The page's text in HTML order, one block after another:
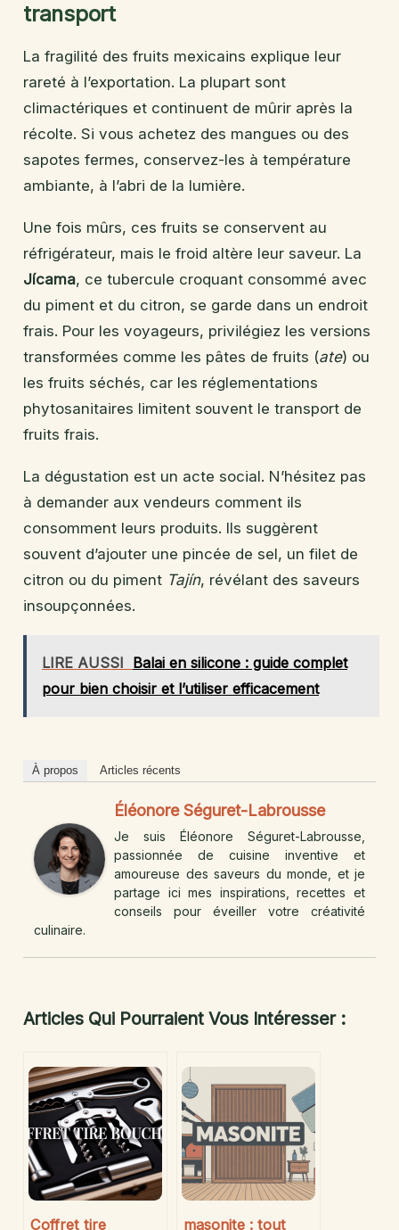
transport
La fragilité des fruits mexicains explique leur
rareté à l’exportation. La plupart sont
climactériques et continuent de mûrir après la
récolte. Si vous achetez des mangues ou des
sapotes fermes, conservez-les à température
ambiante, à l’abri de la lumière.
Une fois mûrs, ces fruits se conservent au
réfrigérateur, mais le froid altère leur saveur. La
Jícama, ce tubercule croquant consommé avec
du piment et du citron, se garde dans un endroit
frais. Pour les voyageurs, privilégiez les versions
transformées comme les pâtes de fruits (ate) ou
les fruits séchés, car les réglementations
phytosanitaires limitent souvent le transport de
fruits frais.
La dégustation est un acte social. N’hésitez pas
à demander aux vendeurs comment ils
consomment leurs produits. Ils suggèrent
souvent d’ajouter une pincée de sel, un filet de
citron ou du piment Tajín, révélant des saveurs
insoupçonnées.
LIRE AUSSI Balai en silicone : guide complet
pour bien choisir et l’utiliser efficacement
À propos Articles récents
Éléonore Séguret-Labrousse
Je suis Éléonore Séguret-Labrousse,
passionnée de cuisine inventive et
amoureuse des saveurs du monde, et je
partage ici mes inspirations, recettes et
conseils pour éveiller votre créativité
culinaire.
Articles Qui Pourraient Vous Intéresser :
Coffret tire masonite : tout